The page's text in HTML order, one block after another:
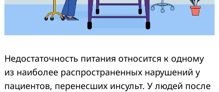
Недостаточность питания относится к одному
из наиболее распространенных нарушений у
пациентов, перенесших инсульт. У людей после